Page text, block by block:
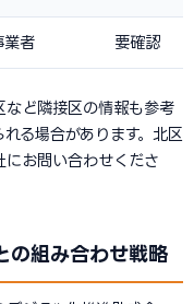
業者 要確認
など隣接区の情報も参考
る場合があります。北区
にお問い合わせくださ
の組み合わせ戦略